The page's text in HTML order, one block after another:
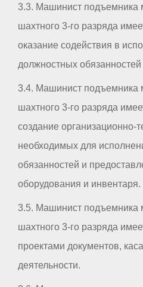
3.3. Машинист подъемника
шахтного 3-го разряда
оказание содействия в
должностных
3.4. Машинист подъемника
шахтного 3-го разряда
создание организационно-
необходимых для
обязанностей и
оборудования и инвентаря.
3.5. Машинист подъемника
шахтного 3-го разряда
проектами документов,
деятельности.